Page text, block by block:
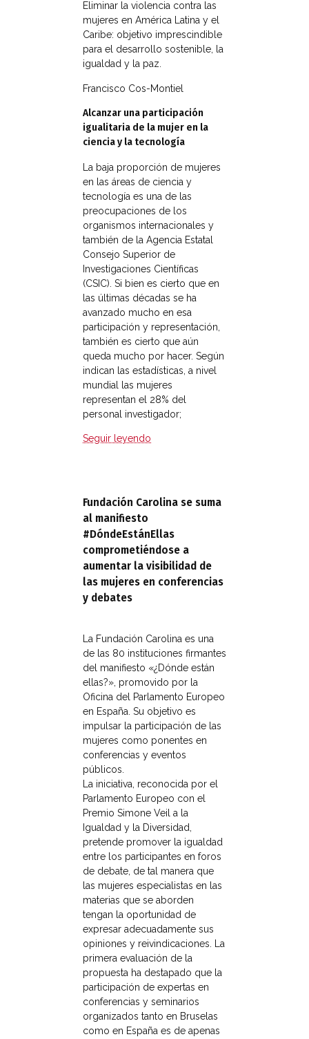
Eliminar la violencia contra las
mujeres en América Latina y el
Caribe: objetivo imprescindible
para el desarrollo sostenible, la
igualdad y la paz.
Francisco Cos-Montiel
Alcanzar una participación
igualitaria de la mujer en la
ciencia y la tecnología
La baja proporción de mujeres
en las áreas de ciencia y
tecnología es una de las
preocupaciones de los
organismos internacionales y
también de la Agencia Estatal
Consejo Superior de
Investigaciones Científicas
(CSIC). Si bien es cierto que en
las últimas décadas se ha
avanzado mucho en esa
participación y representación,
también es cierto que aún
queda mucho por hacer. Según
indican las estadísticas, a nivel
mundial las mujeres
representan el 28% del
personal investigador;
Seguir leyendo
Fundación Carolina se suma
al manifiesto
#DóndeEstánEllas
comprometiéndose a
aumentar la visibilidad de
las mujeres en conferencias
y debates
La Fundación Carolina es una
de las 80 instituciones firmantes
del manifiesto «¿Dónde están
ellas?», promovido por la
Oficina del Parlamento Europeo
en España. Su objetivo es
impulsar la participación de las
mujeres como ponentes en
conferencias y eventos
públicos.
La iniciativa, reconocida por el
Parlamento Europeo con el
Premio Simone Veil a la
Igualdad y la Diversidad,
pretende promover la igualdad
entre los participantes en foros
de debate, de tal manera que
las mujeres especialistas en las
materias que se aborden
tengan la oportunidad de
expresar adecuadamente sus
opiniones y reivindicaciones. La
primera evaluación de la
propuesta ha destapado que la
participación de expertas en
conferencias y seminarios
organizados tanto en Bruselas
como en España es de apenas